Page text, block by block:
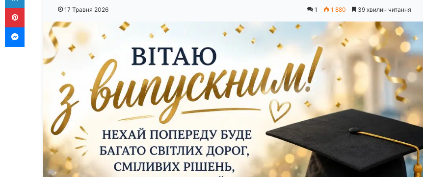
17 Травня 2026 1 1 880 39 хвилин читання
Pinterest
Messenger